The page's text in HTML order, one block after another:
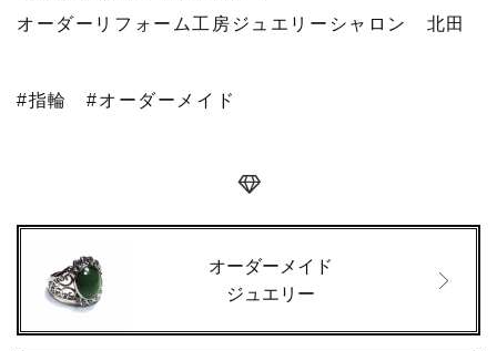
オーダーリフォーム工房ジュエリーシャロン 北田
#指輪 #オーダーメイド
オーダーメイド
ジュエリー